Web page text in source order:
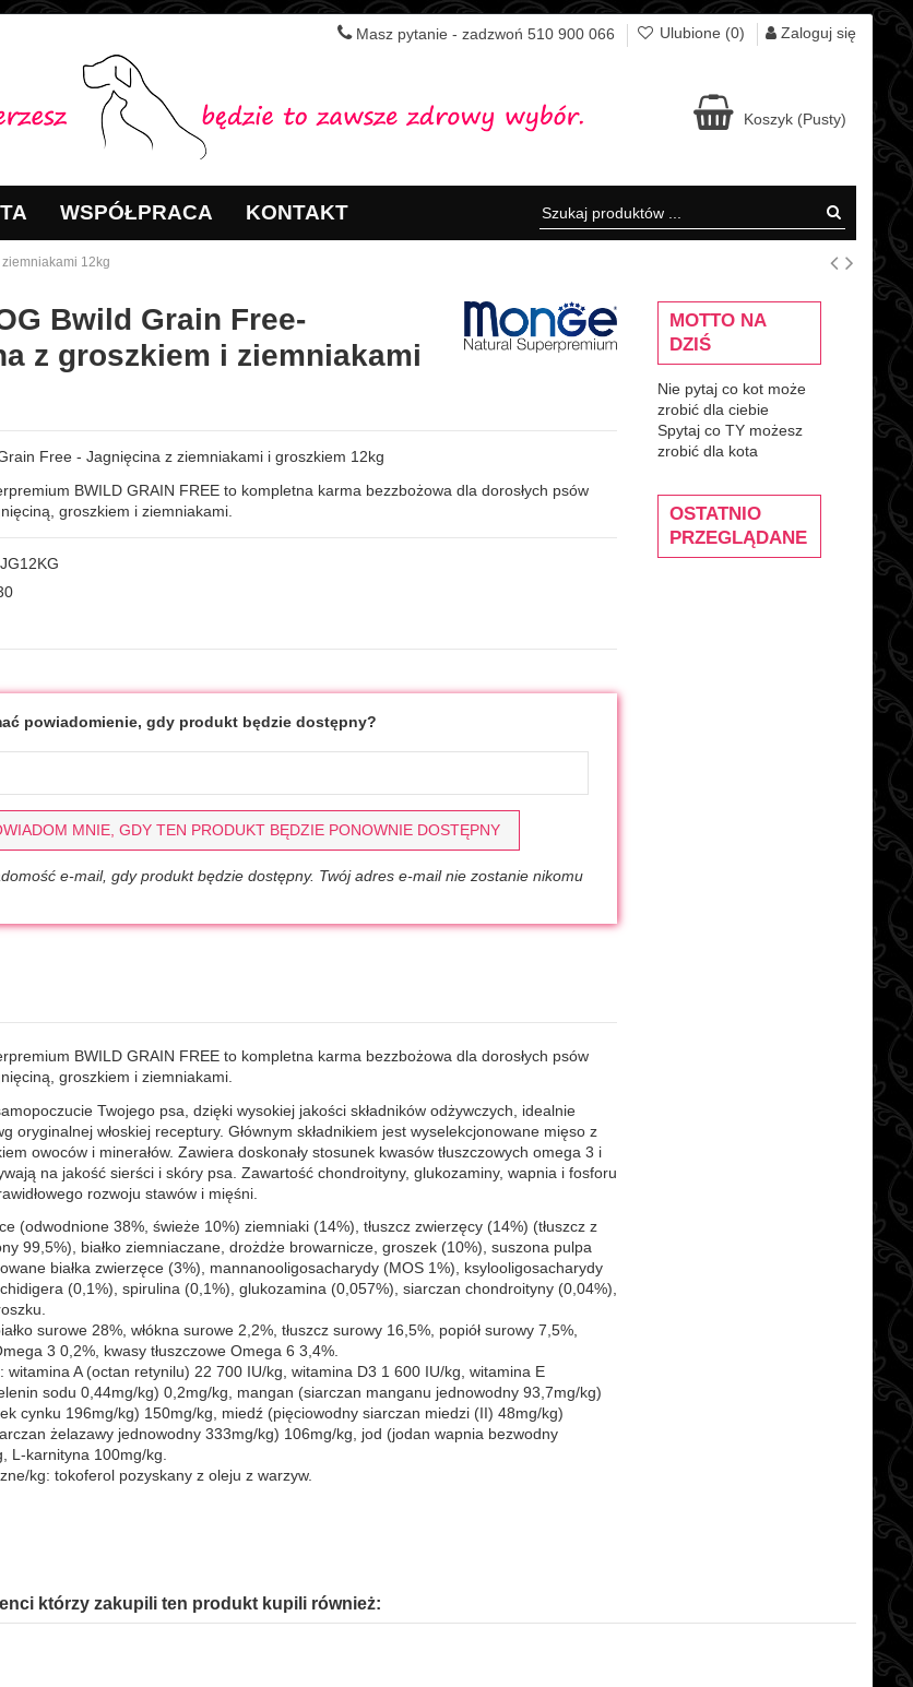
Masz pytanie - zadzwoń 510 900 066 Ulubione (0) Zaloguj się
Koszyk (Pusty)
WSPÓŁPRACA KONTAKT
12kg
Bwild Grain Free-
z groszkiem i ziemniakami
Free - Jagnięcina z ziemniakami i groszkiem 12kg
BWILD GRAIN FREE to kompletna karma bezzbożowa dla dorosłych psów
groszkiem i ziemniakami.
powiadomienie, gdy produkt będzie dostępny?
MNIE, GDY TEN PRODUKT BĘDZIE PONOWNIE DOSTĘPNY
e-mail, gdy produkt będzie dostępny. Twój adres e-mail nie zostanie nikomu
BWILD GRAIN FREE to kompletna karma bezzbożowa dla dorosłych psów
groszkiem i ziemniakami.
Twojego psa, dzięki wysokiej jakości składników odżywczych, idealnie
oryginalnej włoskiej receptury. Głównym składnikiem jest wyselekcjonowane mięso z
owoców i minerałów. Zawiera doskonały stosunek kwasów tłuszczowych omega 3 i
na jakość sierści i skóry psa. Zawartość chondroityny, glukozaminy, wapnia i fosforu
rozwoju stawów i mięśni.
(odwodnione 38%, świeże 10%) ziemniaki (14%), tłuszcz zwierzęcy (14%) (tłuszcz z
99,5%), białko ziemniaczane, drożdże browarnicze, groszek (10%), suszona pulpa
białka zwierzęce (3%), mannanooligosacharydy (MOS 1%), ksylooligosacharydy
(0,1%), spirulina (0,1%), glukozamina (0,057%), siarczan chondroityny (0,04%),
surowe 28%, włókna surowe 2,2%, tłuszcz surowy 16,5%, popiół surowy 7,5%,
3 0,2%, kwasy tłuszczowe Omega 6 3,4%.
witamina A (octan retynilu) 22 700 IU/kg, witamina D3 1 600 IU/kg, witamina E
sodu 0,44mg/kg) 0,2mg/kg, mangan (siarczan manganu jednowodny 93,7mg/kg)
cynku 196mg/kg) 150mg/kg, miedź (pięciowodny siarczan miedzi (II) 48mg/kg)
żelazawy jednowodny 333mg/kg) 106mg/kg, jod (jodan wapnia bezwodny
L-karnityna 100mg/kg.
kg: tokoferol pozyskany z oleju z warzyw.
MOTTO NA
DZIŚ
Nie pytaj co kot może
zrobić dla ciebie
Spytaj co TY możesz
zrobić dla kota
OSTATNIO
PRZEGLĄDANE
którzy zakupili ten produkt kupili również: